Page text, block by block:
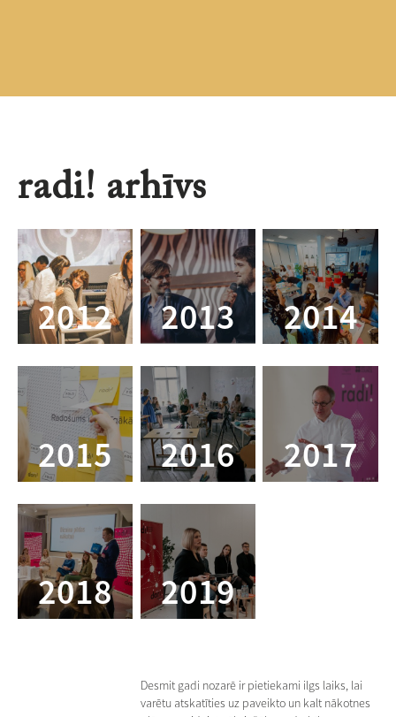
radi! arhīvs
2012 2013 2014
2015 2016 2017
2018 2019
Desmit gadi nozarē ir pietiekami ilgs laiks, lai
varētu atskatīties uz paveikto un kalt nākotnes